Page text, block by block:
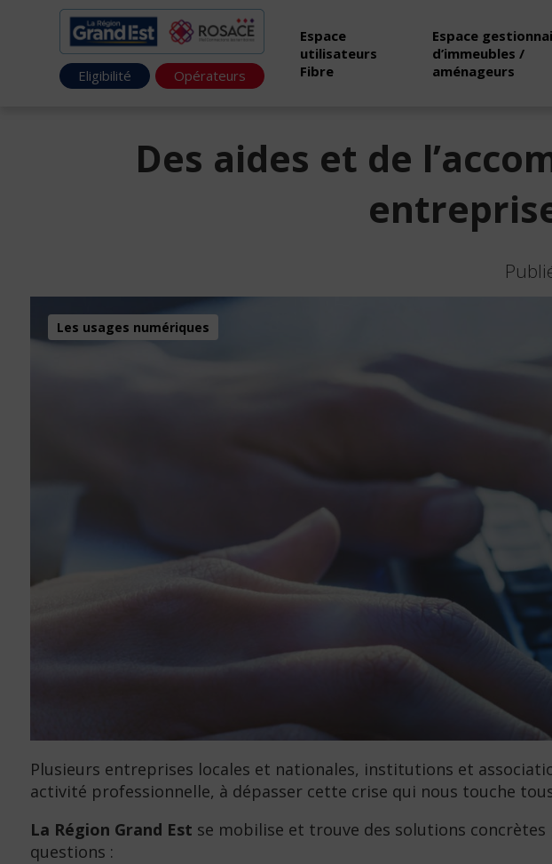
Eligibilité Opérateurs
Espace
utilisateurs
Fibre
Espace
d’immeubles /
aménageurs
Des aides et de
Les usages numériques
Plusieurs entreprises locales et nationales, institutions et
activité professionnelle, à dépasser cette crise qui nous touche
La Région Grand Est se mobilise et trouve des solutions
questions :